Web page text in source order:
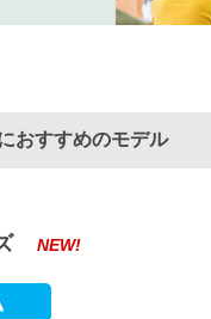
おすすめのモデル
NEW!